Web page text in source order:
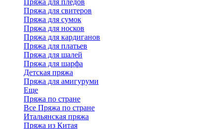
Пряжа для свитеров
Пряжа для сумок
Пряжа для носков
Пряжа для кардиганов
Пряжа для платьев
Пряжа для шалей
Пряжа для шарфа
Детская пряжа
Пряжа для амигуруми
Еще
Пряжа по стране
Все Пряжа по стране
Итальянская пряжа
Пряжа из Китая